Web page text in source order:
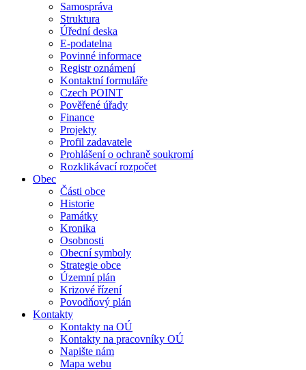
Samospráva
Struktura
Úřední deska
E-podatelna
Povinné informace
Registr oznámení
Kontaktní formuláře
Czech POINT
Pověřené úřady
Finance
Projekty
Profil zadavatele
Prohlášení o ochraně soukromí
Rozklikávací rozpočet
Obec
Části obce
Historie
Památky
Kronika
Osobnosti
Obecní symboly
Strategie obce
Územní plán
Krizové řízení
Povodňový plán
Kontakty
Kontakty na OÚ
Kontakty na pracovníky OÚ
Napište nám
Mapa webu